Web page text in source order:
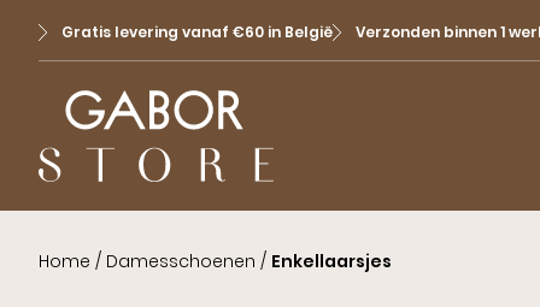
Gratis levering vanaf €60 in België Verzonden binnen 1
Home / Damesschoenen / Enkellaarsjes